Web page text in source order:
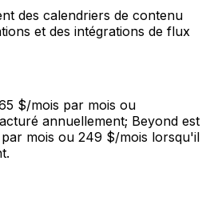
des calendriers de contenu
et des intégrations de flux
$/mois par mois ou
annuellement; Beyond est
mois ou 249 $/mois lorsqu'il